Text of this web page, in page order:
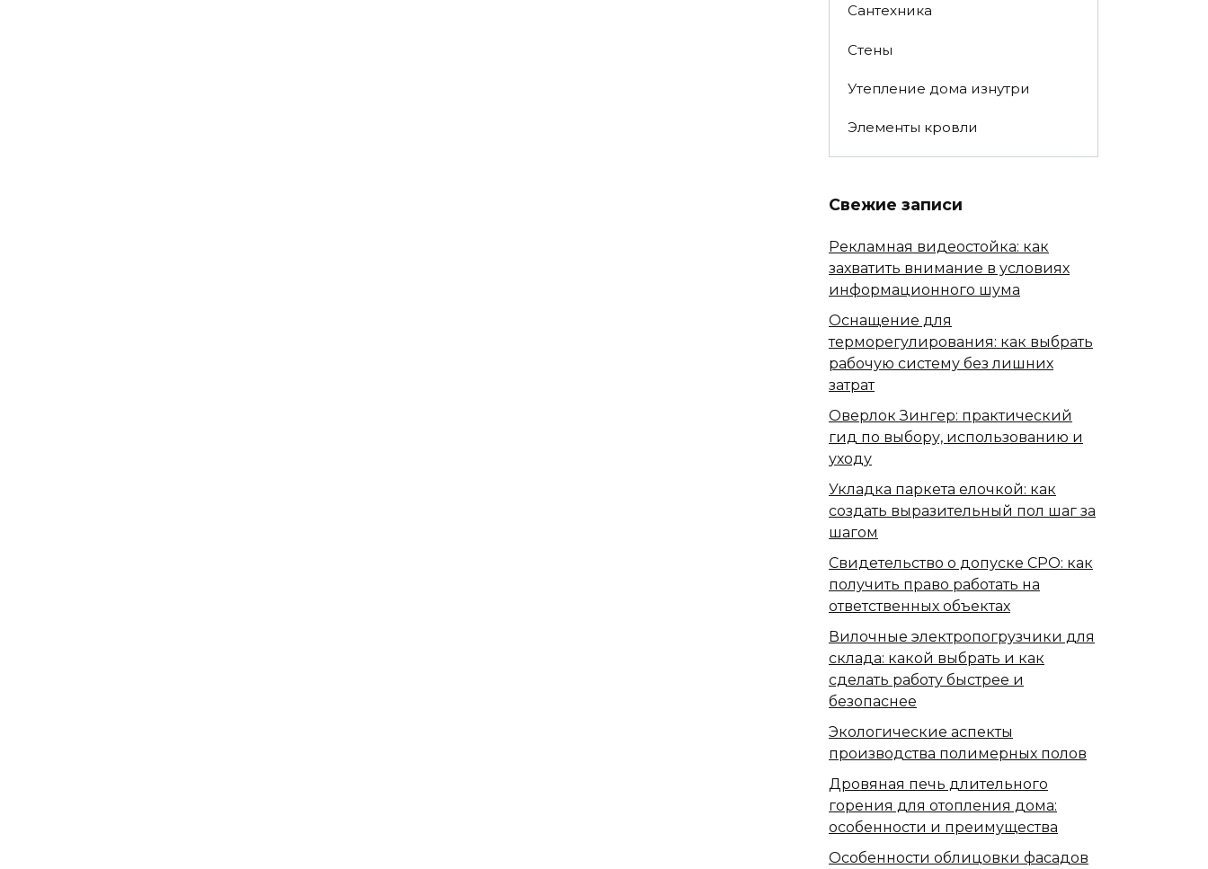
Сантехника
Стены
Утепление дома изнутри
Элементы кровли
Свежие записи
Рекламная видеостойка: как
захватить внимание в условиях
информационного шума
Оснащение для
терморегулирования: как выбрать
рабочую систему без лишних
затрат
Оверлок Зингер: практический
гид по выбору, использованию и
уходу
Укладка паркета елочкой: как
создать выразительный пол шаг за
шагом
Свидетельство о допуске СРО: как
получить право работать на
ответственных объектах
Вилочные электропогрузчики для
склада: какой выбрать и как
сделать работу быстрее и
безопаснее
Экологические аспекты
производства полимерных полов
Дровяная печь длительного
горения для отопления дома:
особенности и преимущества
Особенности облицовки фасадов